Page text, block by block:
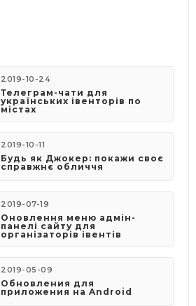
2019-10-24
Телеграм-чати для
українських івенторів по
містах
2019-10-11
Будь як Джокер: покажи своє
справжнє обличчя
2019-07-19
Оновлення меню адмін-
панелі сайту для
організаторів івентів
2019-05-09
​Обновления для
приложения на Android